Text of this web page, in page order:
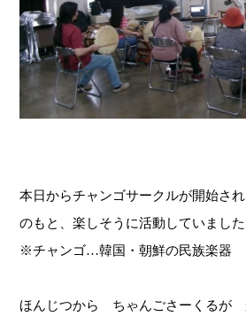
本日からチャンゴサークルが開始さ
のもと、楽しそうに活動していました
※チャンゴ…韓国・朝鮮の民族楽器
ほんじつから ちゃんごさーくるが